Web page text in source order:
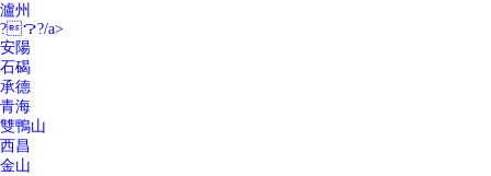
瀘州
?？?/a>
安陽
石碣
承德
青海
雙鴨山
西昌
金山